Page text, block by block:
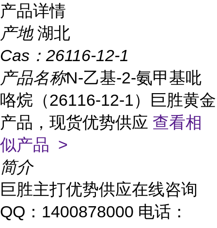
产品详情
产地 湖北
Cas： 26116-12-1
产品名称N-乙基-2-氨甲基吡
咯烷（26116-12-1）巨胜黄金
产品，现货优势供应 查看相
似产品 >
简介
巨胜主打优势供应在线咨询
QQ：1400878000 电话：